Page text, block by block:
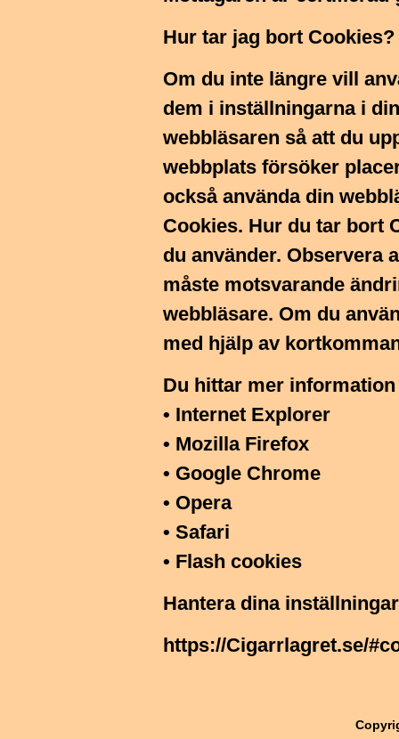
Hur tar jag bort Cookies?
Om du inte längre vill
dem i inställningarna i
webbläsaren så att du
webbplats försöker
också använda din
Cookies. Hur du tar bort
du använder. Observera
måste motsvarande
webbläsare. Om du
med hjälp av
Du hittar mer
• Internet Explorer
• Mozilla Firefox
• Google Chrome
• Opera
•Safari
• Flash cookies
Hantera dina inställningar
https://Cigarrlagret.se/